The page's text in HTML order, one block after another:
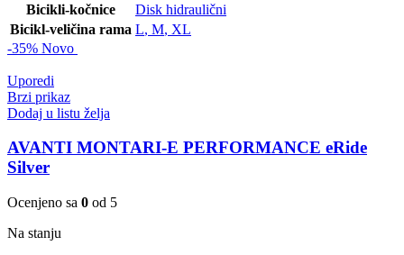
Bicikli-kočnice
Disk hidraulični
Bicikl-veličina rama L, M, XL
-35% Novo
Uporedi
Brzi prikaz
Dodaj u listu želja
AVANTI MONTARI-E PERFORMANCE eRide
Silver
Ocenjeno sa 0 od 5
Na stanju